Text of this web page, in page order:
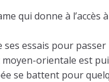
qui donne à
essais pour
orientale est
se battent pour